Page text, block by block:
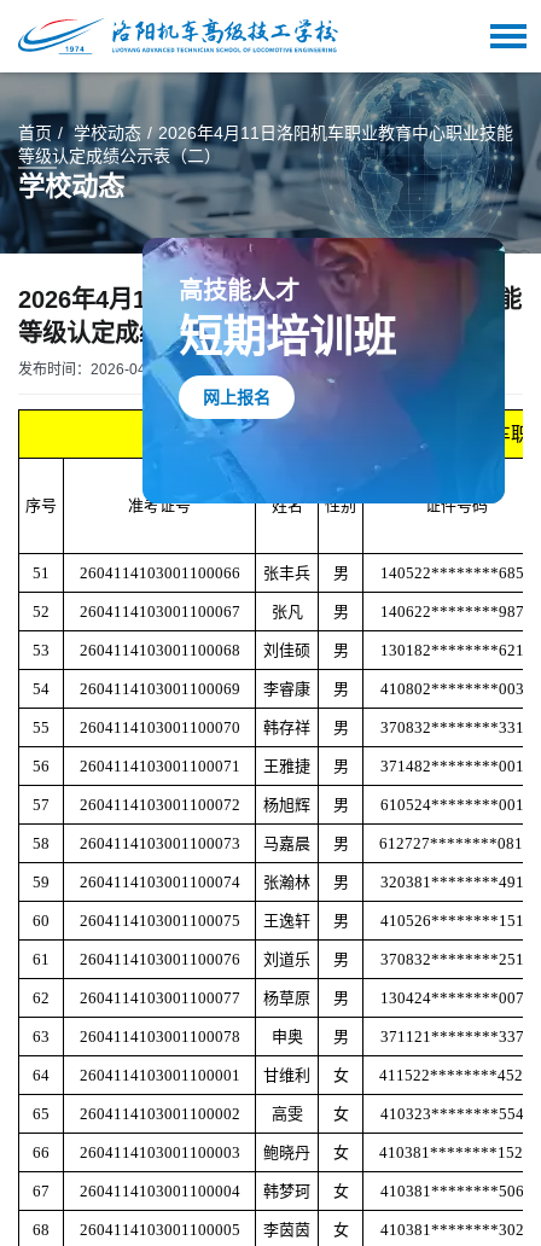
首页 学校动态
2026年4月11日洛阳机车职业教育中心职业技能
等级认定成绩公示表（二）
学校动态
2026年4月11日洛阳机车职业教育中心职业技能
等级认定成绩公示表（二）
发布时间：2026-04-11 16:41:00来源：洛阳机车高级技工学校
2026年4月11日洛阳机车
序号 准考证号 姓名 性别 证件号码
51 2604114103001100066 张丰兵 男 140522********6850
52 2604114103001100067 张凡 男 140622********9873
53 2604114103001100068 刘佳硕 男 130182********6219
54 2604114103001100069 李睿康 男 410802********0037
55 2604114103001100070 韩存祥 男 370832********3312
56 2604114103001100071 王雅捷 男 371482********0017
57 2604114103001100072 杨旭辉 男 610524********0015
58 2604114103001100073 马嘉晨 男 612727********081X
59 2604114103001100074 张瀚林 男 320381********4919
60 2604114103001100075 王逸轩 男 410526********1514
61 2604114103001100076 刘道乐 男 370832********2518
62 2604114103001100077 杨草原 男 130424********0071
63 2604114103001100078 申奥 男 371121********3372
64 2604114103001100001 甘维利 女 411522********452X
65 2604114103001100002 高雯 女 410323********5545
66 2604114103001100003 鲍晓丹 女 410381********152X
67 2604114103001100004 韩梦珂 女 410381********5065
68 2604114103001100005 李茵茵 女 410381********3022
高技能人才
短期培训班
网上报名